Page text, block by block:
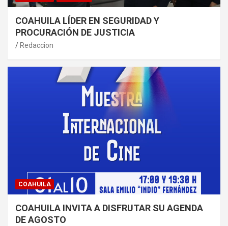
COAHUILA LÍDER EN SEGURIDAD Y
PROCURACIÓN DE JUSTICIA
Redaccion
COAHUILA
COAHUILA INVITA A DISFRUTAR SU AGENDA
DE AGOSTO